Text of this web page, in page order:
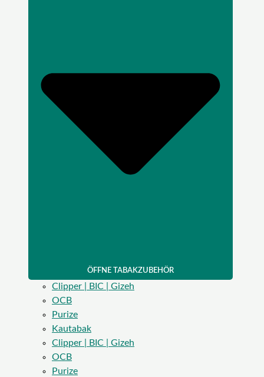
ÖFFNE TABAKZUBEHÖR
Clipper | BIC | Gizeh
OCB
Purize
Kautabak
Clipper | BIC | Gizeh
OCB
Purize